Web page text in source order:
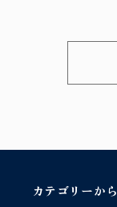
カテゴリーか